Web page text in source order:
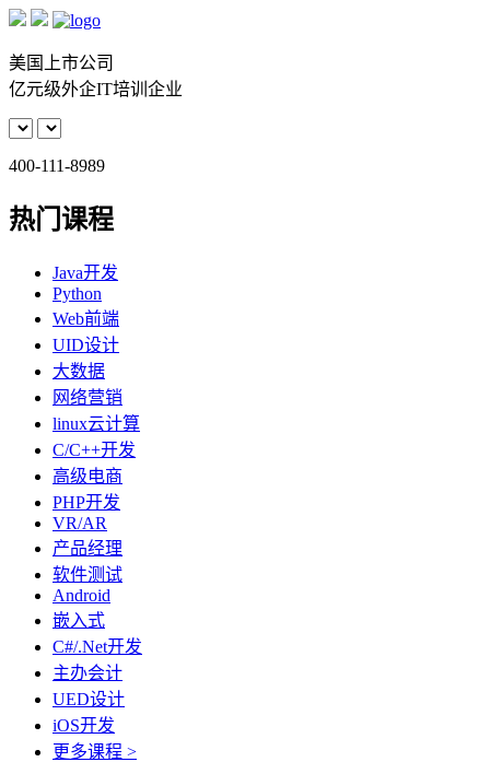
美国上市公司
亿元级外企IT培训企业
400-111-8989
热门课程
Java开发
Python
Web前端
UID设计
大数据
网络营销
linux云计算
C/C++开发
高级电商
PHP开发
VR/AR
产品经理
软件测试
Android
嵌入式
C#/.Net开发
主办会计
UED设计
iOS开发
更多课程 >